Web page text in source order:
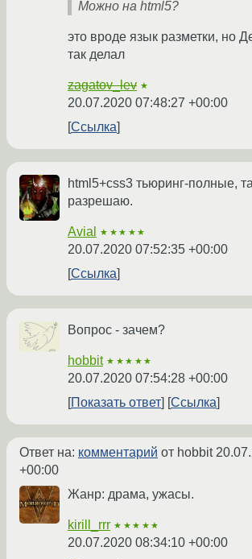
Можно на html5?
это вроде язык разметки, но
так делал
zagatov_lev ★
20.07.2020 07:48:27 +00:00
Ссылка
html5+css3 тьюринг-полные,
разрешаю.
Avial ★★★★★
20.07.2020 07:52:35 +00:00
Ссылка
Вопрос - зачем?
hobbit ★★★★★
20.07.2020 07:54:28 +00:00
Показать ответ
Ссылка
Ответ на: комментарий от hobbit
+00:00
Жанр: драма, ужасы.
kirill_rrr ★★★★★
20.07.2020 08:34:10 +00:00